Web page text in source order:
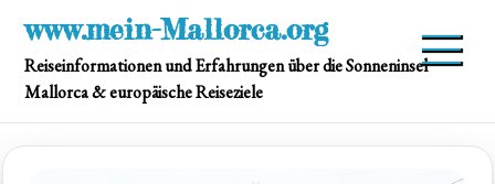
content
www.mein-Mallorca.org
Reiseinformationen und Erfahrungen über die Sonneninsel
Mallorca & europäische Reiseziele